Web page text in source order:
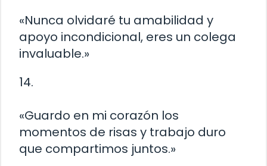
«Nunca olvidaré tu amabilidad y
apoyo incondicional, eres un colega
invaluable.»
14.
«Guardo en mi corazón los
momentos de risas y trabajo duro
que compartimos juntos.»